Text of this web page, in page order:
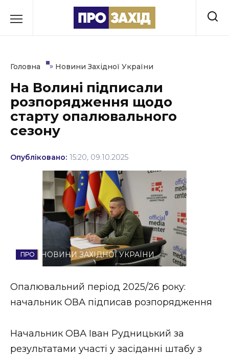
до
Культура
Освіта
Політика
Соціум
Спорт
Стиль життя
Втрачений Ужгород
Втрачений Ужгород (відеоверсія)
ЗАКАРПАТСЬКІ НОВИНИ
Головна » Новини Західної України
На Волині підписали
розпорядження щодо
старту опалювального
сезону
Опубліковано: 15:20, 09.10.2025
НОВИНИ ЗАХІДНОЇ УКРАЇНИ
Опалювальний період 2025/26 року:
начальник ОВА підписав розпорядження
Начальник ОВА Іван Рудницький за
результатами участі у засіданні штабу з